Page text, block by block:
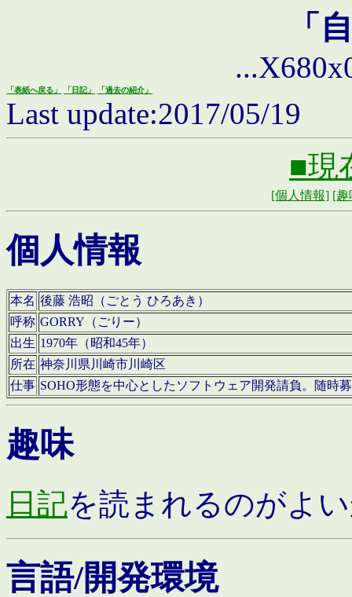
「
「表紙へ戻る」 「日記」 「過去の紹介」
Last update:2017/05/19
■現
[個人情報] [趣
個人情報
本名 後藤 浩昭（ごとう ひろあき）
呼称 GORRY（ごりー）
出生 1970年（昭和45年）
所在 神奈川県川崎市川崎区
仕事 SOHO形態を中心としたソフトウェア開発請負。随時
趣味
日記を読まれるのがよ
言語/開発環境